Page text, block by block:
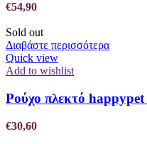
€54,90
Sold out
Διαβάστε περισσότερα
Quick view
Add to wishlist
Ρούχο πλεκτό
€30,60